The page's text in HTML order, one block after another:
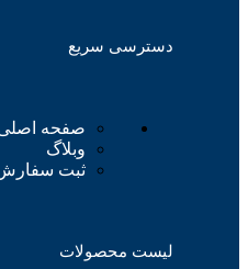
دسترسی سریع
صفحه
وبلاگ
ثبت
لیست محصولات